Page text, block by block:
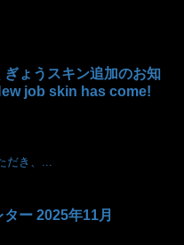
ぎょうスキン追加のお知
job skin has come!
だき、...
ター 2025年11月